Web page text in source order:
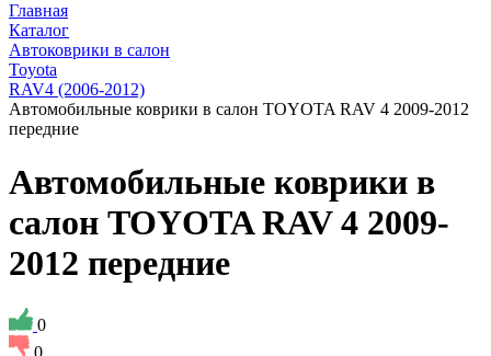
Главная
Каталог
Автоковрики в салон
Toyota
RAV4 (2006-2012)
Автомобильные коврики в салон TOYOTA RAV 4 2009-2012
передние
Автомобильные коврики в
салон TOYOTA RAV 4 2009-
2012 передние
0
0